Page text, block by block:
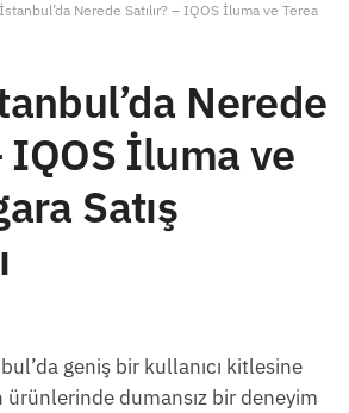
Nerede Satılır? – IQOS İluma ve Terea
Nerede
IQOS İluma ve
Satış
geniş bir kullanıcı kitlesine
dumansız bir deneyim